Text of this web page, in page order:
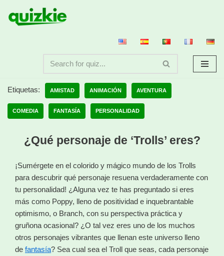
Saltar
Etiquetas: AMISTAD ANIMACIÓN AVENTURA
COMEDIA FANTASÍA PERSONALIDAD
¿Qué personaje de ‘Trolls’ eres?
¡Sumérgete en el colorido y mágico mundo de los Trolls
para descubrir qué personaje resuena verdaderamente con
tu personalidad! ¿Alguna vez te has preguntado si eres
más como Poppy, lleno de positividad e inquebrantable
optimismo, o Branch, con su perspectiva práctica y
gruñona ocasional? ¿O tal vez eres uno de los muchos
otros personajes vibrantes que llenan este universo lleno
de fantasía? Sea cual sea el Troll que seas, cada personaje